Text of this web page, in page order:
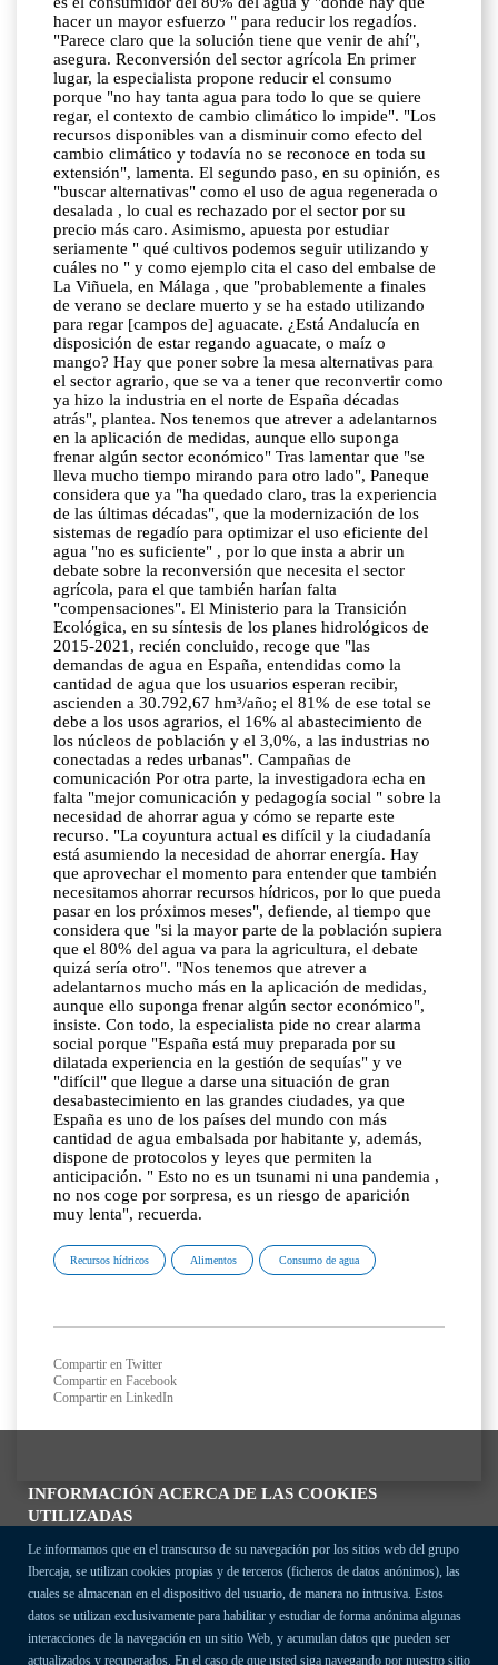
INFORMACIÓN ACERCA DE LAS COOKIES
UTILIZADAS
Le informamos que en el transcurso de su navegación por los sitios web del grupo
Ibercaja, se utilizan cookies propias y de terceros (ficheros de datos anónimos), las
cuales se almacenan en el dispositivo del usuario, de manera no intrusiva. Estos
datos se utilizan exclusivamente para habilitar y estudiar de forma anónima algunas
interacciones de la navegación en un sitio Web, y acumulan datos que pueden ser
actualizados y recuperados. En el caso de que usted siga navegando por nuestro sitio
hacer un mayor esfuerzo " para reducir los regadíos.
"Parece claro que la solución tiene que venir de ahí",
asegura. Reconversión del sector agrícola En primer
lugar, la especialista propone reducir el consumo
porque "no hay tanta agua para todo lo que se quiere
regar, el contexto de cambio climático lo impide". "Los
recursos disponibles van a disminuir como efecto del
cambio climático y todavía no se reconoce en toda su
extensión", lamenta. El segundo paso, en su opinión, es
"buscar alternativas" como el uso de agua regenerada o
desalada , lo cual es rechazado por el sector por su
precio más caro. Asimismo, apuesta por estudiar
seriamente " qué cultivos podemos seguir utilizando y
cuáles no " y como ejemplo cita el caso del embalse de
La Viñuela, en Málaga , que "probablemente a finales
de verano se declare muerto y se ha estado utilizando
para regar [campos de] aguacate. ¿Está Andalucía en
disposición de estar regando aguacate, o maíz o
mango? Hay que poner sobre la mesa alternativas para
el sector agrario, que se va a tener que reconvertir como
ya hizo la industria en el norte de España décadas
atrás", plantea. Nos tenemos que atrever a adelantarnos
en la aplicación de medidas, aunque ello suponga
frenar algún sector económico" Tras lamentar que "se
lleva mucho tiempo mirando para otro lado", Paneque
considera que ya "ha quedado claro, tras la experiencia
de las últimas décadas", que la modernización de los
sistemas de regadío para optimizar el uso eficiente del
agua "no es suficiente" , por lo que insta a abrir un
debate sobre la reconversión que necesita el sector
agrícola, para el que también harían falta
"compensaciones". El Ministerio para la Transición
Ecológica, en su síntesis de los planes hidrológicos de
2015-2021, recién concluido, recoge que "las
demandas de agua en España, entendidas como la
cantidad de agua que los usuarios esperan recibir,
ascienden a 30.792,67 hm³/año; el 81% de ese total se
debe a los usos agrarios, el 16% al abastecimiento de
los núcleos de población y el 3,0%, a las industrias no
conectadas a redes urbanas". Campañas de
comunicación Por otra parte, la investigadora echa en
falta "mejor comunicación y pedagogía social " sobre la
necesidad de ahorrar agua y cómo se reparte este
recurso. "La coyuntura actual es difícil y la ciudadanía
está asumiendo la necesidad de ahorrar energía. Hay
que aprovechar el momento para entender que también
necesitamos ahorrar recursos hídricos, por lo que pueda
pasar en los próximos meses", defiende, al tiempo que
considera que "si la mayor parte de la población supiera
que el 80% del agua va para la agricultura, el debate
quizá sería otro". "Nos tenemos que atrever a
adelantarnos mucho más en la aplicación de medidas,
aunque ello suponga frenar algún sector económico",
insiste. Con todo, la especialista pide no crear alarma
social porque "España está muy preparada por su
dilatada experiencia en la gestión de sequías" y ve
"difícil" que llegue a darse una situación de gran
desabastecimiento en las grandes ciudades, ya que
España es uno de los países del mundo con más
cantidad de agua embalsada por habitante y, además,
dispone de protocolos y leyes que permiten la
anticipación. " Esto no es un tsunami ni una pandemia ,
no nos coge por sorpresa, es un riesgo de aparición
muy lenta", recuerda.
Recursos hídricos Alimentos Consumo de agua
Compartir en Twitter
Compartir en Facebook
Compartir en LinkedIn